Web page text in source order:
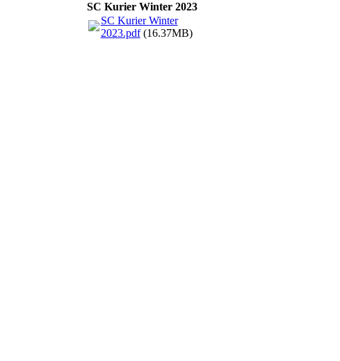
SC Kurier Winter 2023
SC Kurier Winter
2023.pdf(16.37MB)